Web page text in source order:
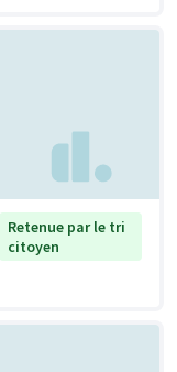
Retenue par le tri
citoyen